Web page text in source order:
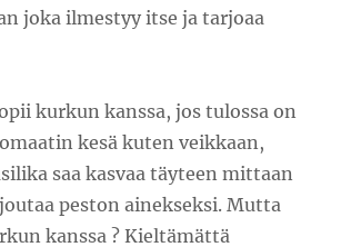
joka ilmestyy itse ja tarjoaa
kurkun kanssa, jos tulossa on
kesä kuten veikkaan,
saa kasvaa täyteen mittaan
peston ainekseksi. Mutta
kanssa ? Kieltämättä